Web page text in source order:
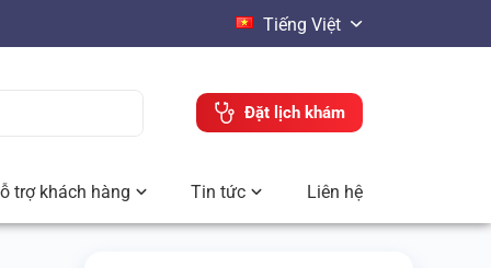
Tiếng Việt
Đặt lịch khám
trợ khách hàng Tin tức Liên hệ